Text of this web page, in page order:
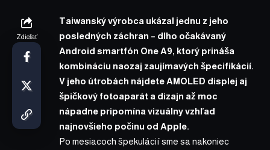
Zdieľať
Taiwanský výrobca ukázal jednu z jeho
posledných záchran – dlho očakávaný
Android smartfón One A9, ktorý prináša
kombináciu naozaj zaujímavých špecifikácií.
V jeho útrobách nájdete AMOLED displej aj
špičkový fotoaparát a dizajn až moc
nápadne pripomína vizuálny vzhľad
najnovšieho počinu od Apple.
Po mesiacoch špekulácií sme sa nakoniec